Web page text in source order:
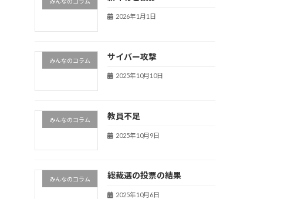
2026年1月1日
みんなのコラム サイバー攻撃
2025年10月10日
みんなのコラム 教員不足
2025年10月9日
みんなのコラム 総裁選の投票の結果
2025年10月6日